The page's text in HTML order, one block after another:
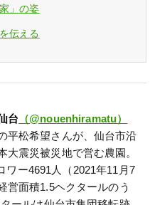
」の姿
伝える
台 （@nouenhiramatu）
平松希望さんが、仙台市沿
大震災被災地で営む農園。
ワー4691人（2021年11月7
営面積1.5ヘクタールのう